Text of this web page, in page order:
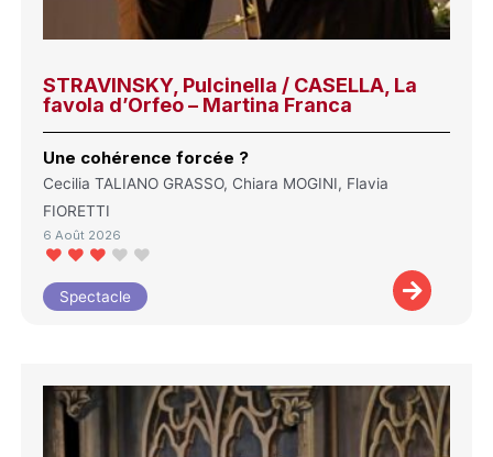
STRAVINSKY, Pulcinella / CASELLA, La
favola d’Orfeo – Martina Franca
Une cohérence forcée ?
Cecilia TALIANO GRASSO, Chiara MOGINI, Flavia
FIORETTI
6 Août 2026
Spectacle